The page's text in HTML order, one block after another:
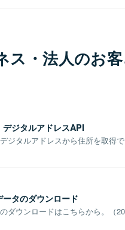
ス・法人のお
デジタルアドレスAPI
ジタルアドレスから住所を取得
タのダウンロード
ダウンロードはこちらから。（